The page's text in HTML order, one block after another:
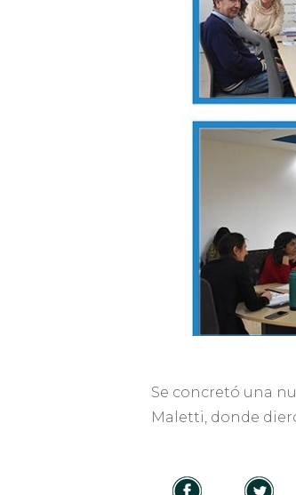
Se concretó una
Maletti, donde